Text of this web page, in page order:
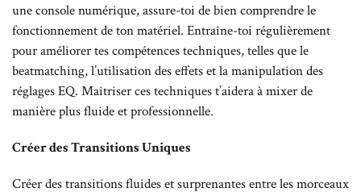
une console numérique, assure-toi de bien comprendre le
fonctionnement de ton matériel. Entraîne-toi régulièrement
pour améliorer tes compétences techniques, telles que le
beatmatching, l’utilisation des effets et la manipulation des
réglages EQ. Maîtriser ces techniques t’aidera à mixer de
manière plus fluide et professionnelle.
Créer des Transitions Uniques
Créer des transitions fluides et surprenantes entre les morceaux